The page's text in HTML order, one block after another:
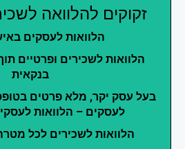
זקוקים להלוואה
הלוואות לעסקים
בנקאית
בעל עסק יקר, מלא פרטים
לעסקים – הלוואות
הלוואות לשכירים לכל